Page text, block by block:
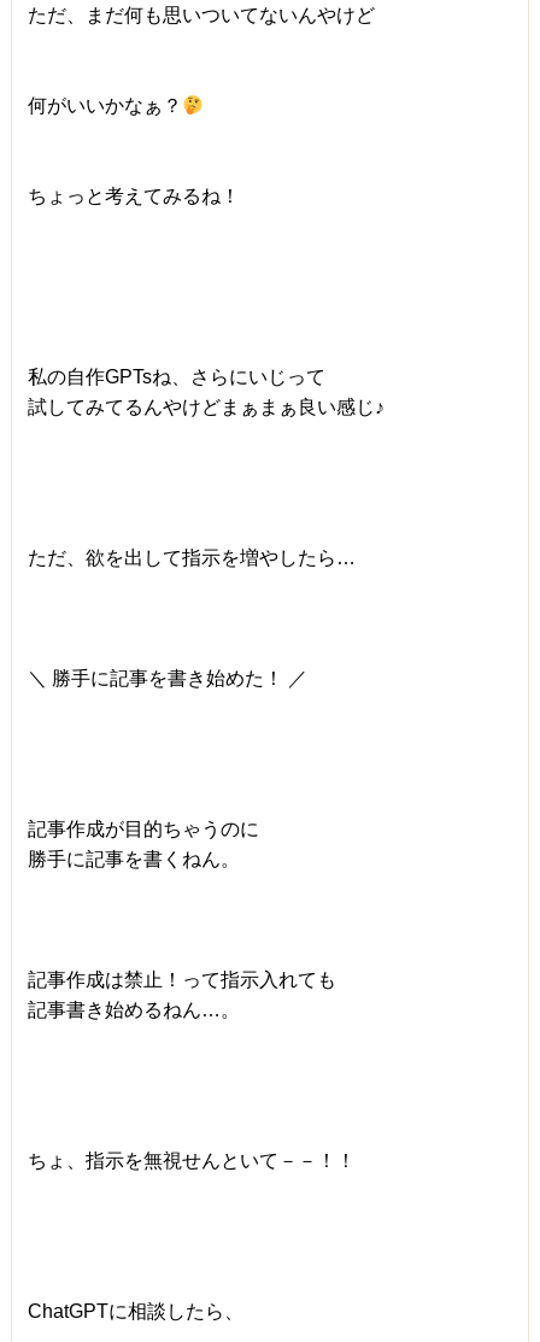
ただ、まだ何も思いついてないんやけど
何がいいかなぁ？
ちょっと考えてみるね！
私の自作GPTsね、さらにいじって
試してみてるんやけどまぁまぁ良い感じ♪
ただ、欲を出して指示を増やしたら…
＼ 勝手に記事を書き始めた！ ／
記事作成が目的ちゃうのに
勝手に記事を書くねん。
記事作成は禁止！って指示入れても
記事書き始めるねん…。
ちょ、指示を無視せんといて－－！！
ChatGPTに相談したら、